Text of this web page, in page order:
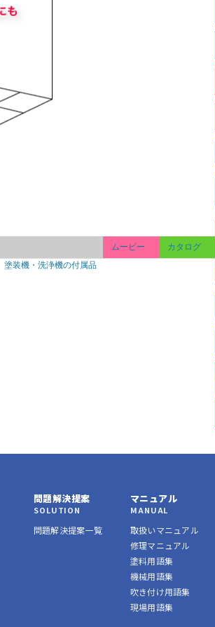
ムービー
カタログ
塗装機・洗浄機の付属品
問題解決提案
SOLUTION
問題解決提案一覧
マニュアル
MANUAL
取扱いマニュアル
修理マニュアル
塗料用語集
機械用語集
吹き付け用語集
現場用語集